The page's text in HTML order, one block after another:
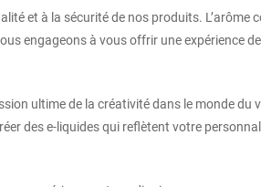
et à la sécurité de nos produits. L’arôme
engageons à vous offrir une expérience
ultime de la créativité dans le monde du
des e-liquides qui reflètent votre